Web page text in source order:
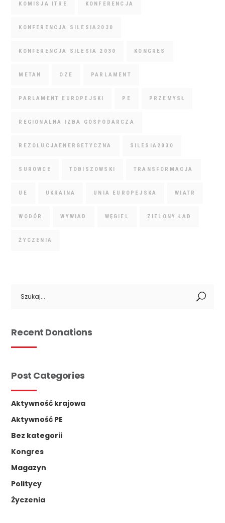
KOMISJA ITRE KONFERENCJA
KONFERENCJA SILESIA2030
KONFERENCJA SILESIA 2030 KONGRES
METAN OZE PARLAMENT
PARLAMENT EUROPEJSKI PE PRZEMYSŁ
REGIONALNA IZBA GOSPODARCZA
REZOLUCJAENERGETYCZNA SILESIA2030
SUROWCE TOBISZOWSKI TRANSFORMACJA
UE UKRAINA UNIA EUROPEJSKA WIATR
WODÓR WYWIAD WĘGIEL ZIELONY ŁAD
ŻYCZENIA
for:
Recent Donations
Post Categories
Aktywność krajowa
Aktywność PE
Bez kategorii
Kongres
Magazyn
Politycy
Życzenia